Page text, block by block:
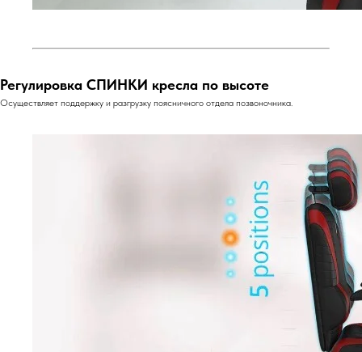
Регулировка СПИНКИ кресла по высоте
Осуществляет поддержку и разгрузку поясничного отдела позвоночника.